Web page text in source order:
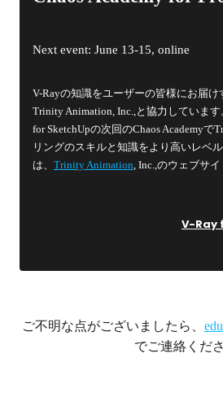
Next event: June 13-15, online
V-Rayの知識をユーザーの皆様にお届
Trinity Animation, Inc.,と協力していま
for SketchUpの次回のChaos Academy
リングのスキルと知識をより高いレベ
は、 Trinity Animation, Inc.,のウェブサイ
V-Ray
ご不明な点がございましたら、
でご連絡くだ